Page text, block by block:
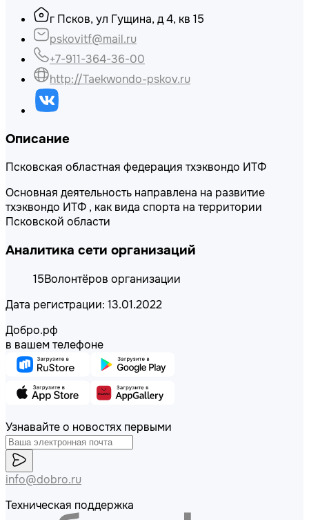
г Псков, ул Гущина, д 4, кв 15
pskovitf@mail.ru
+7-911-364-36-00
http://Taekwondo-pskov.ru
Описание
Псковская областная федерация тхэквондо ИТФ
Основная деятельность направлена на развитие
тхэквондо ИТФ , как вида спорта на территории
Псковской области
Аналитика сети организаций
15Волонтёров организации
Дата регистрации: 13.01.2022
Добро.рф
в вашем телефоне
Узнавайте о новостях первыми
info@dobro.ru
Техническая поддержка